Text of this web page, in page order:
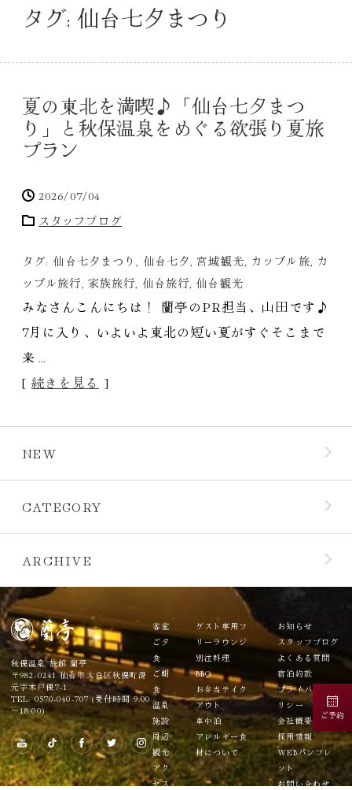
タグ: 仙台七夕まつり
夏の東北を満喫♪「仙台七夕まつ
り」と秋保温泉をめぐる欲張り夏旅
プラン
2026/07/04
スタッフブログ
タグ: 仙台七夕まつり 仙台七夕 宮城観光 カップル旅 カ
ップル旅行 家族旅行 仙台旅行 仙台観光
みなさんこんにちは！ 蘭亭のPR担当、山田です♪
7月に入り、いよいよ東北の短い夏がすぐそこまで
来…
[続きを見る ]
NEW
CATEGORY
ARCHIVE
秋保温泉 旅館 蘭亭
〒982-0241 仙台市太白区秋保町湯
元字木戸保7-1
TEL: 0570-040-707 (受付時間 9:00
～18:00)
客室
ご夕
食
ご朝
食
温泉
施設
周辺
観光
アク
セス
ゲスト専用フ
リーラウンジ
別注料理
BBQ
お弁当テイク
アウト
車中泊
アレルギー食
材について
お知らせ
スタッフブログ
よくある質問
宿泊約款
プライバシーポ
リシー
会社概要
採用情報
WEBパンフレ
ット
お問い合わせ
ご予約